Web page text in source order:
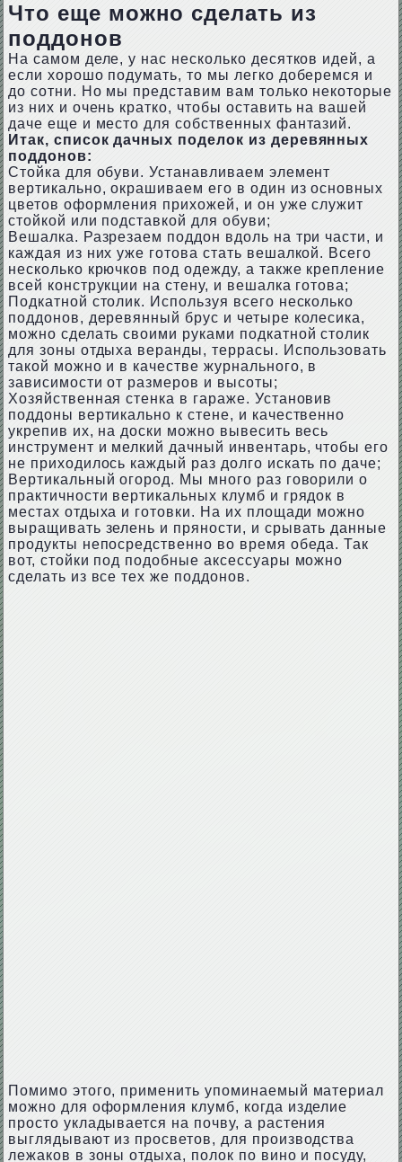
Что еще можно сделать из
поддонов
На самом деле, у нас несколько десятков идей, а
если хорошо подумать, то мы легко доберемся и
до сотни. Но мы представим вам только некоторые
из них и очень кратко, чтобы оставить на вашей
даче еще и место для собственных фантазий.
Итак, список дачных поделок из деревянных
поддонов:
Стойка для обуви. Устанавливаем элемент
вертикально, окрашиваем его в один из основных
цветов оформления прихожей, и он уже служит
стойкой или подставкой для обуви;
Вешалка. Разрезаем поддон вдоль на три части, и
каждая из них уже готова стать вешалкой. Всего
несколько крючков под одежду, а также крепление
всей конструкции на стену, и вешалка готова;
Подкатной столик. Используя всего несколько
поддонов, деревянный брус и четыре колесика,
можно сделать своими руками подкатной столик
для зоны отдыха веранды, террасы. Использовать
такой можно и в качестве журнального, в
зависимости от размеров и высоты;
Хозяйственная стенка в гараже. Установив
поддоны вертикально к стене, и качественно
укрепив их, на доски можно вывесить весь
инструмент и мелкий дачный инвентарь, чтобы его
не приходилось каждый раз долго искать по даче;
Вертикальный огород. Мы много раз говорили о
практичности вертикальных клумб и грядок в
местах отдыха и готовки. На их площади можно
выращивать зелень и пряности, и срывать данные
продукты непосредственно во время обеда. Так
вот, стойки под подобные аксессуары можно
сделать из все тех же поддонов.
Помимо этого, применить упоминаемый материал
можно для оформления клумб, когда изделие
просто укладывается на почву, а растения
выглядывают из просветов, для производства
лежаков в зоны отдыха, полок по вино и посуду,